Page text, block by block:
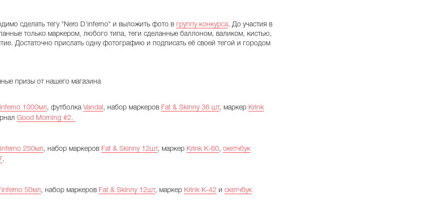
сделать тегу "Nero D'inferno" и выложить фото в группу конкурса. До участия в
только маркером, любого типа, теги сделанные баллоном, валиком, кистью,
Достаточно прислать одну фотографию и подписать её своей тегой и городом
призы от нашего магазина
1000мл , футболка Vandal , набор маркеров Fat & Skinny 36 шт, маркер Krink
Good Morning #2.
250мл , набор маркеров Fat & Skinny 12шт, маркер Krink К-60, скетчбук
.
50мл , набор маркеров Fat & Skinny 12шт, маркер Krink К-42 и скетчбук